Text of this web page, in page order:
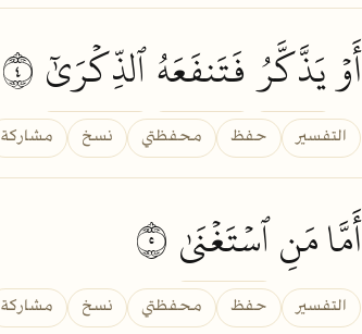
أَوۡيَذَّكَّرُ فَتَنفَعَهُٱلذِّكۡرَىٰٓ
التفسير حفظ محفظتي نسخ مشاركة
أَمَّا مَنِٱسۡتَغۡنَىٰ
التفسير حفظ محفظتي نسخ مشاركة